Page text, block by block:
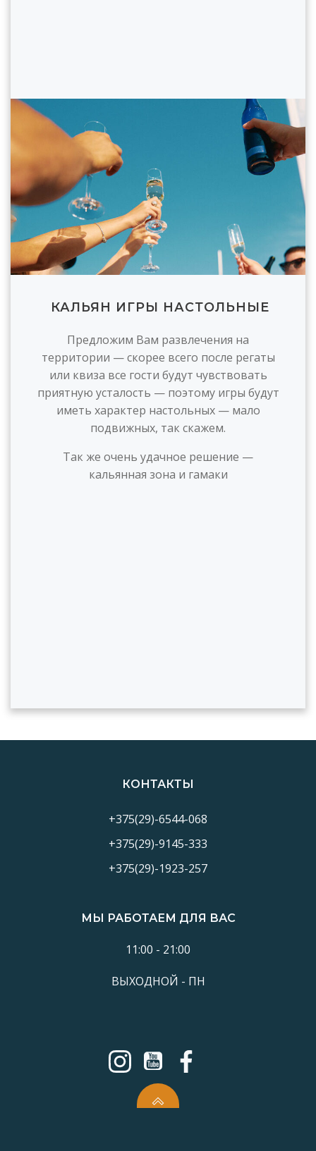
КАЛЬЯН ИГРЫ НАСТОЛЬНЫЕ
Предложим Вам развлечения на
территории — скорее всего после регаты
или квиза все гости будут чувствовать
приятную усталость — поэтому игры будут
иметь характер настольных — мало
подвижных, так скажем.
Так же очень удачное решение —
кальянная зона и гамаки
КОНТАКТЫ
+375(29)-6544-068
+375(29)-9145-333
+375(29)-1923-257
МЫ РАБОТАЕМ ДЛЯ ВАС
11:00 - 21:00
ВЫХОДНОЙ - ПН